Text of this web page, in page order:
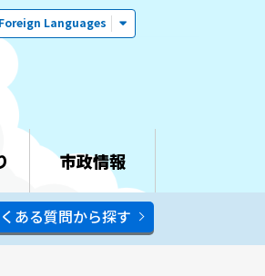
Foreign Languages
市政情報
ある質問から探す